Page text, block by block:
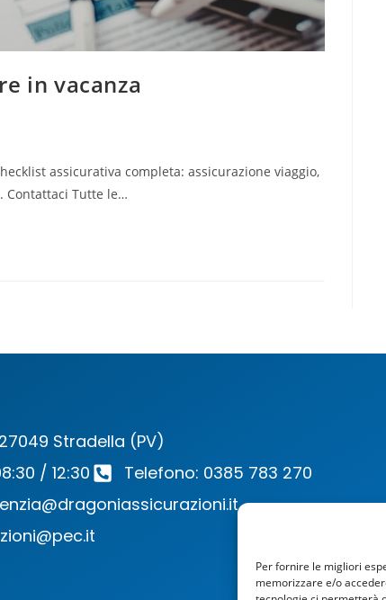
Per fornire le migliori
memorizzare e/o
in vacanza
assicurativa completa: assicurazione viaggio,
Contattaci Tutte le…
Stradella (PV)
/ 12:30
Telefono: 0385 783 270